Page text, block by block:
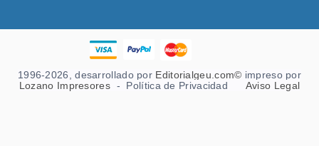
1996-2026, desarrollado por Editorialgeu.com© impreso por
Lozano Impresores- Política de Privacidad Aviso Legal